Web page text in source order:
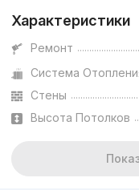
Характеристики
Ремонт
Система
Стены
Высота Потолков